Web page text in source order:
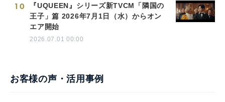
10
『UQUEEN』シリーズ新TVCM「隣国の
王子」篇 2026年7月1日（水）からオン
エア開始
2026.07.01 00:00
お客様の声・活用事例